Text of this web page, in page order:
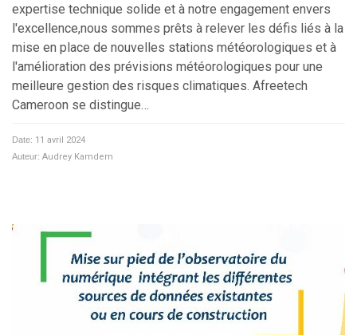
expertise technique solide et à notre engagement envers
l'excellence,nous sommes prêts à relever les défis liés à la
mise en place de nouvelles stations météorologiques et à
l'amélioration des prévisions météorologiques pour une
meilleure gestion des risques climatiques. Afreetech
Cameroon se distingue…
Date: 11 avril 2024
Auteur: Audrey Kamdem